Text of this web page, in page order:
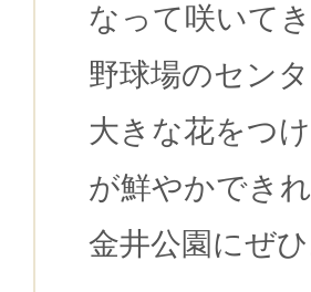
なって咲いて
野球場のセン
大きな花をつ
が鮮やかできれ
金井公園にぜ